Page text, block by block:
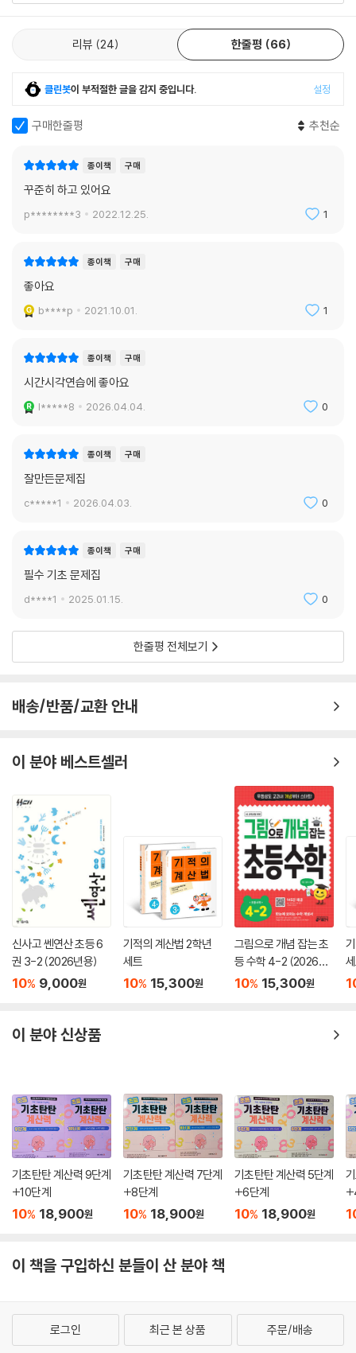
리뷰 24 한줄평 66
클린봇이 부적절한 글을 감지 중입니다. 설정
구매한줄평 추천순
종이책 구매
꾸준히 하고 있어요
p********3 2022.12.25. 1
종이책 구매
좋아요
b****p 2021.10.01. 1
종이책 구매
시간시각연습에 좋아요
l*****8 2026.04.04. 0
종이책 구매
잘만든문제집
c*****1 2026.04.03. 0
종이책 구매
필수 기초 문제집
d****1 2025.01.15. 0
한줄평 전체보기
배송/반품/교환 안내
이 분야 베스트셀러
신사고 쎈연산 초등 6
권 3-2 (2026년용)
10% 9,000원
기적의 계산법 2학년
세트
10% 15,300원
그림으로 개념 잡는 초
등 수학 4-2 (2026년
용)
10% 15,300원
이 분야 신상품
기초탄탄 계산력 9단계
+10단계
10% 18,900원
기초탄탄 계산력 7단계
+8단계
10% 18,900원
기초탄탄 계산력 5단계
+6단계
10% 18,900원
이 책을 구입하신 분들이 산 분야 책
로그인 최근 본 상품 주문/배송